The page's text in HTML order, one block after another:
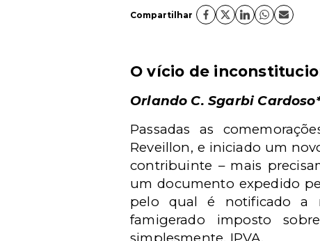
Compartilhar
O vício de
Orlando C. Sgarbi
Passadas as
Reveillon, e iniciado um
contribuinte – mais
um documento expedido
pelo qual é notificado a
famigerado imposto